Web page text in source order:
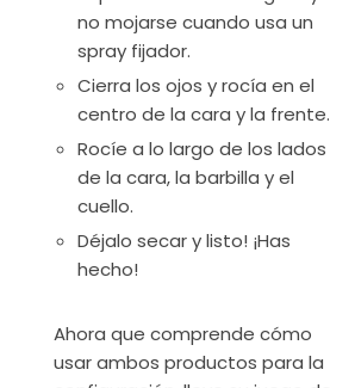
no mojarse cuando usa un
spray fijador.
Cierra los ojos y rocía en el
centro de la cara y la frente.
Rocíe a lo largo de los lados
de la cara, la barbilla y el
cuello.
Déjalo secar y listo! ¡Has
hecho!
Ahora que comprende cómo
usar ambos productos para la